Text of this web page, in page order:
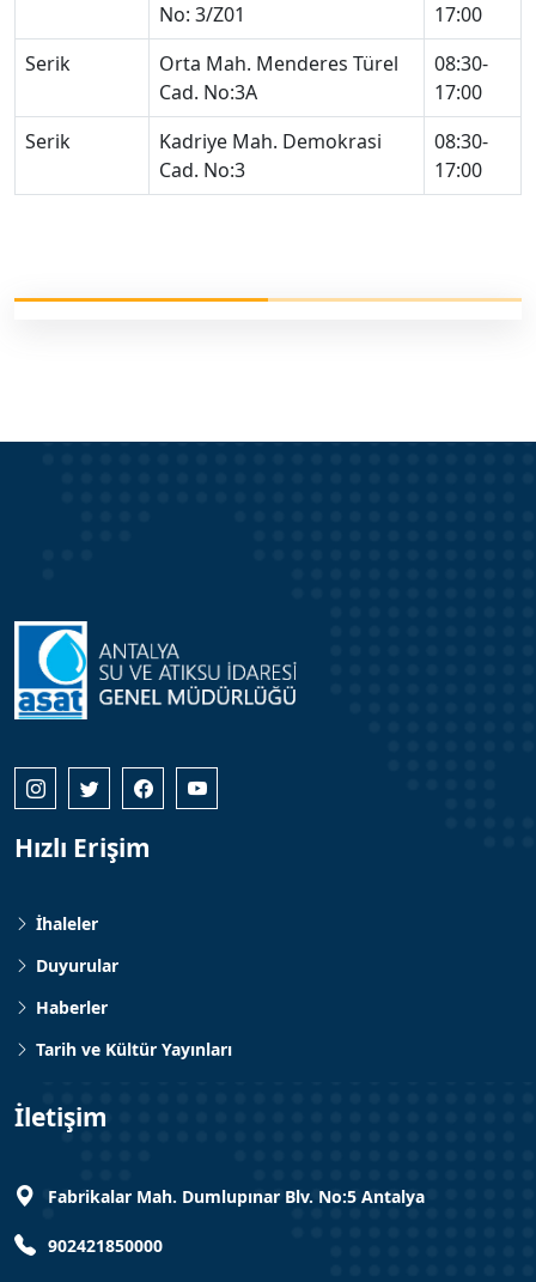
No: 3/Z01
17:00
Seri̇k
Orta Mah. Menderes Türel
Cad. No:3A
08:30-
17:00
Seri̇k
Kadriye Mah. Demokrasi
Cad. No:3
08:30-
17:00
Hızlı Erişim
İhaleler
Duyurular
Haberler
Tarih ve Kültür Yayınları
İletişim
Fabrikalar Mah. Dumlupınar Blv. No:5 Antalya
902421850000